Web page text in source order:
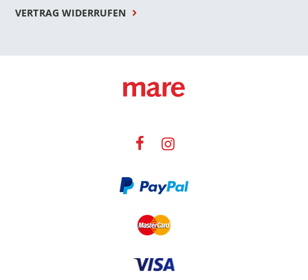
VERTRAG WIDERRUFEN